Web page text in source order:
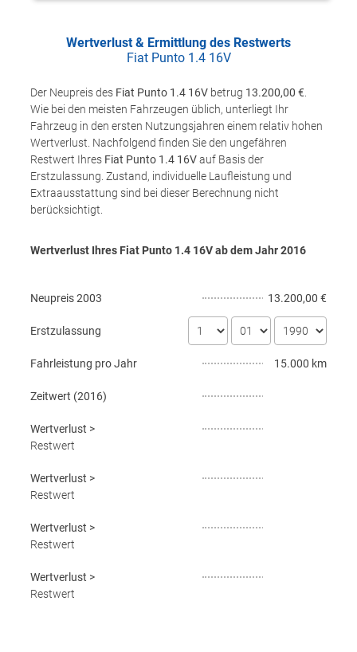
Wertverlust & Ermittlung des Restwerts
Fiat Punto 1.4 16V
Der Neupreis des Fiat Punto 1.4 16V betrug 13.200,00 €
Wie bei den meisten Fahrzeugen üblich, unterliegt Ihr
Fahrzeug in den ersten Nutzungsjahren einem relativ hohen
Wertverlust. Nachfolgend finden Sie den ungefähren
Restwert Ihres Fiat Punto 1.4 16Vauf Basis der
Erstzulassung. Zustand, individuelle Laufleistung und
Extraausstattung sind bei dieser Berechnung nicht
berücksichtigt.
Wertverlust Ihres Fiat Punto 1.4 16V ab dem Jahr2016
Neupreis2003 13.200,00 €
Erstzulassung
Fahrleistung pro Jahr 15.000 km
Zeitwert (2016)
Wertverlust >
Restwert
Wertverlust >
Restwert
Wertverlust >
Restwert
Wertverlust >
Restwert